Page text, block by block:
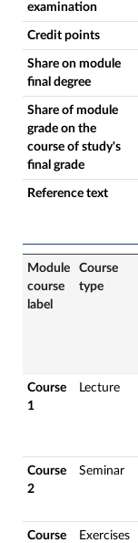
examination
Credit points
Share on module
final degree
Share of module
grade on the
course of study's
final grade
Reference text
Module
course
label
Course
type
Course
1
Lecture
Course
2
Seminar
Course
Exercises